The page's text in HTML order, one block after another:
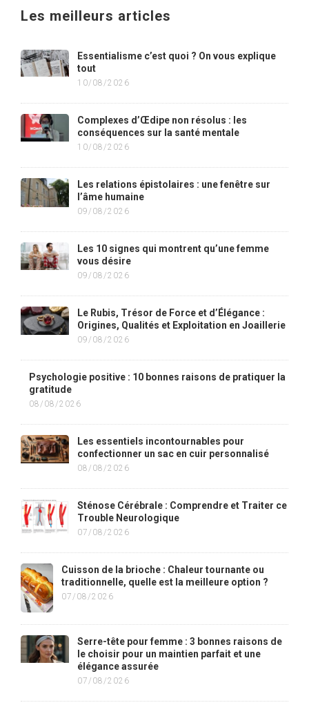
Les meilleurs articles
Essentialisme c’est quoi ? On vous explique
tout
10/08/2026
Complexes d’Œdipe non résolus : les
conséquences sur la santé mentale
10/08/2026
Les relations épistolaires : une fenêtre sur
l’âme humaine
09/08/2026
Les 10 signes qui montrent qu’une femme
vous désire
09/08/2026
Le Rubis, Trésor de Force et d’Élégance :
Origines, Qualités et Exploitation en Joaillerie
09/08/2026
Psychologie positive : 10 bonnes raisons de pratiquer la
gratitude
08/08/2026
Les essentiels incontournables pour
confectionner un sac en cuir personnalisé
08/08/2026
Sténose Cérébrale : Comprendre et Traiter ce
Trouble Neurologique
07/08/2026
Cuisson de la brioche : Chaleur tournante ou
traditionnelle, quelle est la meilleure option ?
07/08/2026
Serre-tête pour femme : 3 bonnes raisons de
le choisir pour un maintien parfait et une
élégance assurée
07/08/2026